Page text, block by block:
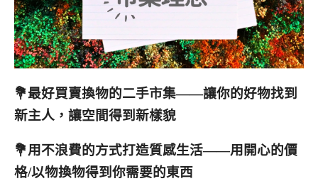
💐最好買賣換物的二手市集——讓你的好物找到
新主人，讓空間得到新樣貌
💐用不浪費的方式打造質感生活——用開心的價
格/以物換物得到你需要的東西